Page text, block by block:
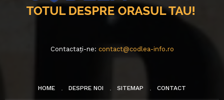
Contactați-ne: contact@codlea-info.ro
HOME DESPRE NOI SITEMAP CONTACT